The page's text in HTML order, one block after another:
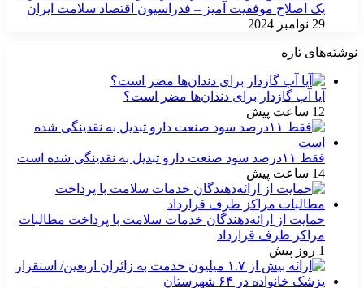
یک اصلاح موفقیت آمیز – فدراسیون اقتصاد سلامت ایران
29 نوامبر 2024
نوشته‌های تازه
آیا آب گازدار برای دندان‌ها مضر است؟
12 ساعت پیش
فقط ۱۱‌درصد سود صنعت دارو تبدیل به نقدینگی شده است
14 ساعت پیش
حمایت از ارائه‌دهندگان خدمات سلامت با پرداخت مطالبات
مراکز طرف قرارداد
1 روز پیش